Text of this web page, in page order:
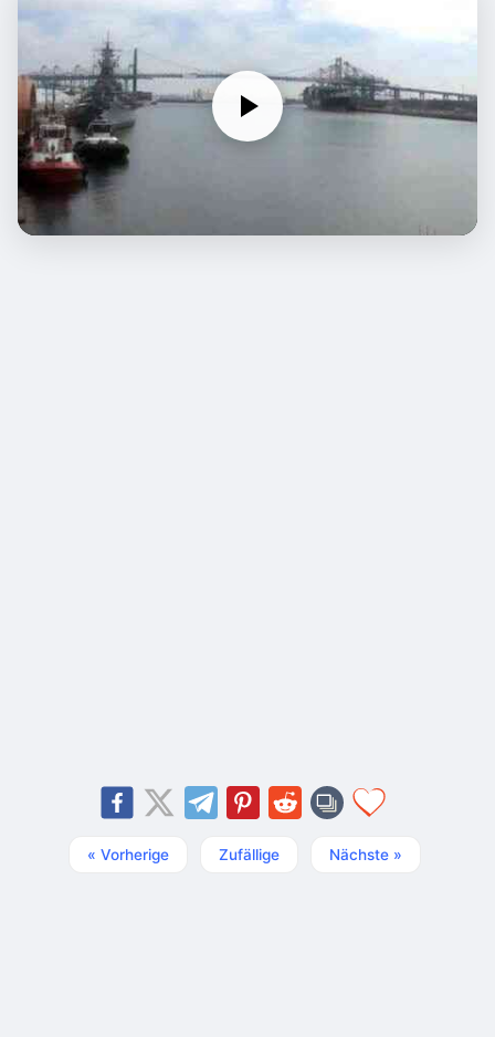
« Vorherige Zufällige Nächste »